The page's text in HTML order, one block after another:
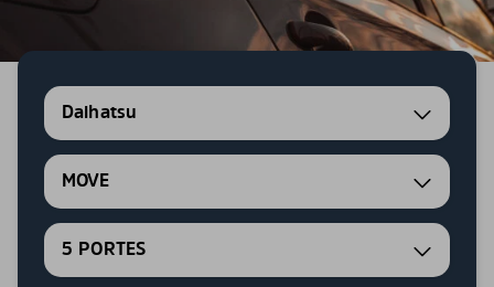
Daihatsu
MOVE
5 PORTES